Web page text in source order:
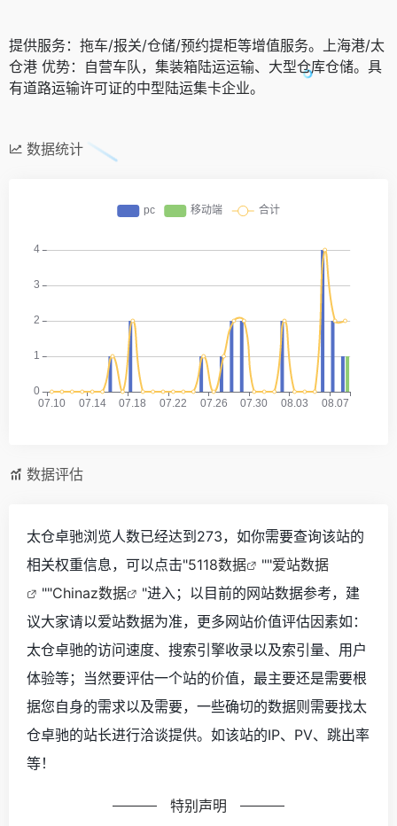
提供服务：拖车/报关/仓储/预约提柜等增值服务。上海港/太
仓港 优势：自营车队，集装箱陆运运输、大型仓库仓储。具
有道路运输许可证的中型陆运集卡企业。
数据统计
数据评估
太仓卓驰浏览人数已经达到273，如你需要查询该站的
相关权重信息，可以点击"5118数据 ""爱站数据
""Chinaz数据
"进入；以目前的网站数据参考，建
议大家请以爱站数据为准，更多网站价值评估因素如：
太仓卓驰的访问速度、搜索引擎收录以及索引量、用户
体验等；当然要评估一个站的价值，最主要还是需要根
据您自身的需求以及需要，一些确切的数据则需要找太
仓卓驰的站长进行洽谈提供。如该站的IP、PV、跳出率
等！
特别声明